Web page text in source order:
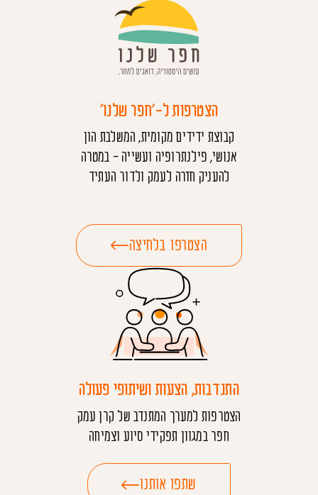
הצטרפות ל-'חפר שלנו'
קבוצת ידידים מקומית, המשלבת הון
אנושי, פילנתרופיה ועשייה - במטרה
להעניק חזרה לעמק ולדור העתיד
הצטרפו בלחיצה
התנדבות, הצעות ושיתופי פעולה
הצטרפות למערך המתנדב של קרן עמק
חפר במגוון תפקידי סיוע וצמיחה
שתפו אותנו